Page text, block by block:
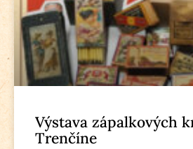
Výstava zápalkových
Trenčíne